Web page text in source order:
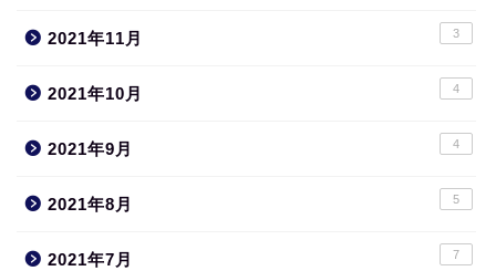
2021年11月 3
2021年10月 4
2021年9月 4
2021年8月 5
2021年7月 7